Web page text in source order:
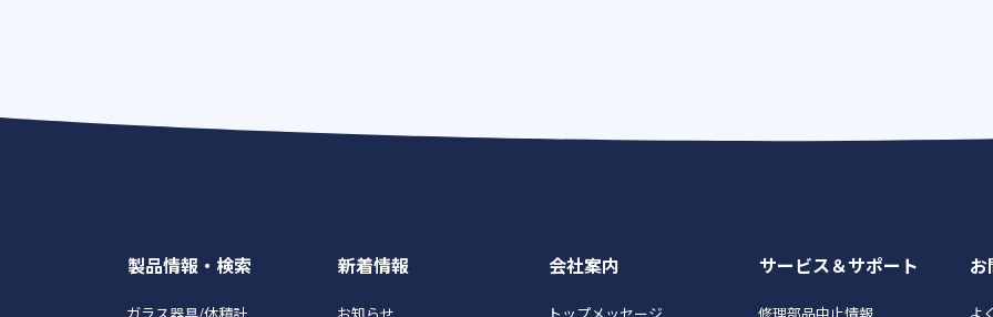
製品情報・検索 新着情報 会社案内 サービス＆サポート